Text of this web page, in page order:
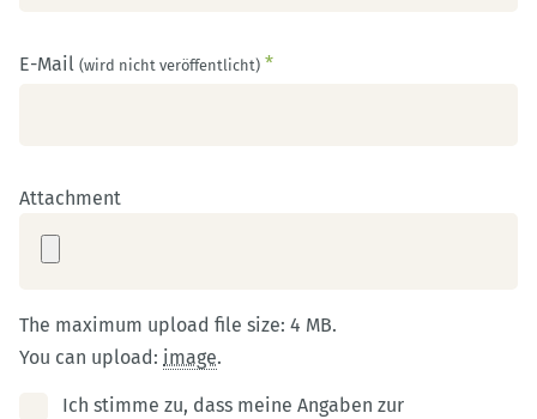
E-Mail (wird nicht veröffentlicht) *
Ich stimme zu, dass meine Angaben zur
Attachment
The maximum upload file size: 4 MB.
You can upload: image.